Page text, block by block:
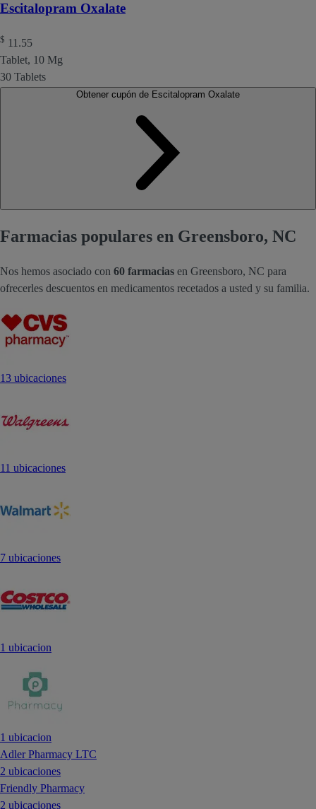
Escitalopram Oxalate
$ 11.55
Tablet, 10 Mg
30 Tablets
Farmacias populares en Greensboro, NC
Nos hemos asociado con 60 farmacias en Greensboro, NC para
ofrecerles descuentos en medicamentos recetados a usted y su familia.
13 ubicaciones
11 ubicaciones
7 ubicaciones
1 ubicacion
1 ubicacion
Adler Pharmacy LTC
2 ubicaciones
Friendly Pharmacy
2 ubicaciones